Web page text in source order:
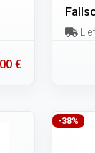
€
-38%